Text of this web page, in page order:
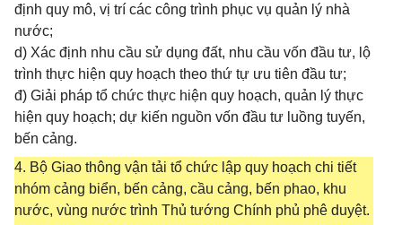
định quy mô, vị trí các công trình phục vụ quản lý nhà
nước;
d) Xác định nhu cầu sử dụng đất, nhu cầu vốn đầu tư, lộ
trình thực hiện quy hoạch theo thứ tự ưu tiên đầu tư;
đ) Giải pháp tổ chức thực hiện quy hoạch, quản lý thực
hiện quy hoạch; dự kiến nguồn vốn đầu tư luồng tuyến,
bến cảng.
4. Bộ Giao thông vận tải tổ chức lập quy hoạch chi tiết
nhóm cảng biển, bến cảng, cầu cảng, bến phao, khu
nước, vùng nước trình Thủ tướng Chính phủ phê duyệt.